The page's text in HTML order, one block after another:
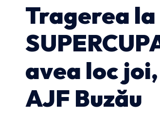
Tragerea
avea loc
AJF Buzău